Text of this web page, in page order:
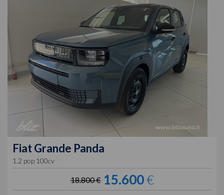
Fiat Grande Panda
1.2 pop 100cv
18.800 € 15.600€